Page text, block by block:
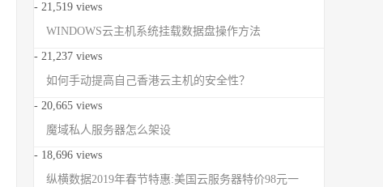
- 21,519 views
WINDOWS云主机系统挂载数据盘操作方法
- 21,237 views
如何手动提高自己香港云主机的安全性？
- 20,665 views
魔域私人服务器怎么架设
- 18,696 views
纵横数据2019年春节特惠:美国云服务器特价98元一